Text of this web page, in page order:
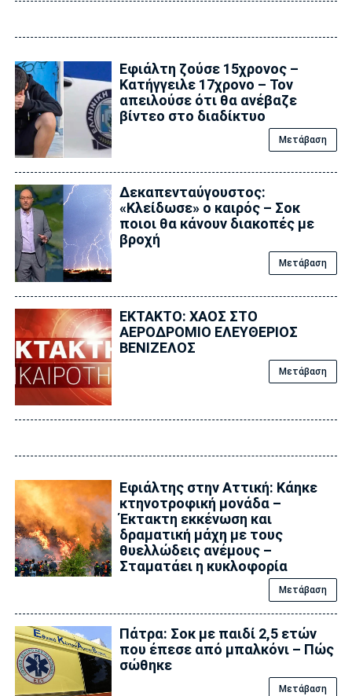
Εφιάλτη ζούσε 15χρονος –
Κατήγγειλε 17χρονο – Τον
απειλούσε ότι θα ανέβαζε
βίντεο στο διαδίκτυο
Μετάβαση
Δεκαπενταύγουστος:
«Κλείδωσε» ο καιρός – Σoκ
ποιοι θα κάνουν διακοπές με
βροχή
Μετάβαση
ΕΚΤΑΚΤΟ: ΧΑΟΣ ΣΤΟ
ΑΕΡΟΔΡΟΜΙΟ ΕΛΕΥΘΕΡΙΟΣ
ΒΕΝΙΖΕΛΟΣ
Μετάβαση
Εφιάλτης στην Αττική: Κάηκε
κτηνοτροφική μονάδα –
Έκτακτη εκκένωση και
δραματική μάχη με τους
θυελλώδεις ανέμους –
Σταματάει η κυκλοφορία
Μετάβαση
Πάτρα: Σοκ με παιδί 2,5 ετών
που έπεσε από μπαλκόνι – Πώς
σώθηκε
Μετάβαση